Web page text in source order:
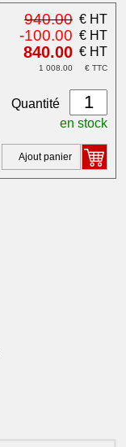
940.00 € HT
-100.00 € HT
840.00 € HT
1 008.00 € TTC
Quantité
en stock
Ajout panier